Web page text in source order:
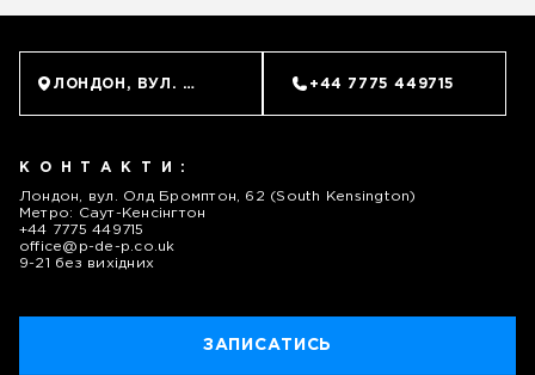
ЛОНДОН, ВУЛ. ОЛД БРОМПТОН, 62 (SOUTH
+44 7775 449715
КОНТАКТИ:
Лондон, вул. Олд Бромптон, 62 (South Kensington)
Метро: Саут-Кенсінгтон
+44 7775 449715
office@p-de-p.co.uk
9-21 без вихідних
ЗАПИСАТИСЬ